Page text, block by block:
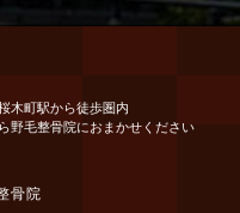
木町駅から徒歩圏内
野毛整骨院におまかせください
骨院